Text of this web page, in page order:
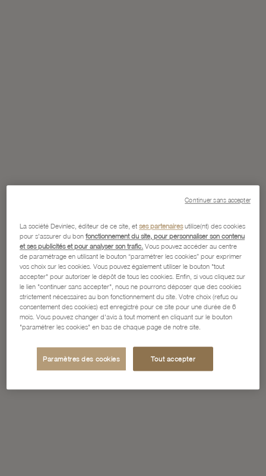
La société Devinlec, éditeur de ce site, etses partenairesutilise(nt) des cookies
pour s'assurer du bonfonctionnement du site, pour personnaliser son contenu
et ses publicités et pour analyser son trafic. Vous pouvez accéder au centre
de paramétrage en utilisant le bouton “paramétrer les cookies” pour exprimer
vos choix sur les cookies. Vous pouvez également utiliser le bouton "tout
accepter" pour autoriser le dépôt de tous les cookies. Enfin, si vous cliquez sur
le lien "continuer sans accepter", nous ne pourrons déposer que des cookies
strictement nécessaires au bon fonctionnement du site. Votre choix (refus ou
consentement des cookies) est enregistré pour ce site pour une durée de 6
mois. Vous pouvez changer d'avis à tout moment en cliquant sur le bouton
"paramétrer les cookies" en bas de chaque page de notre site.
Paramètres des cookies Tout accepter
Continuer sans accepter